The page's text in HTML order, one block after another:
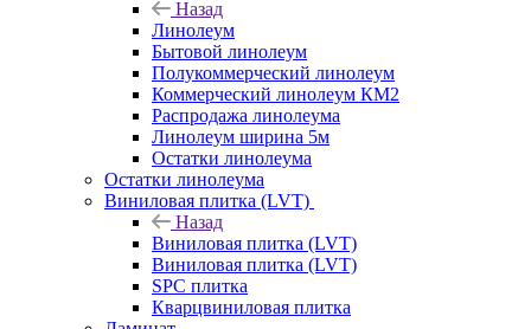
Назад
Линолеум
Бытовой линолеум
Полукоммерческий линолеум
Коммерческий линолеум КМ2
Распродажа линолеума
Линолеум ширина 5м
Остатки линолеума
Остатки линолеума
Виниловая плитка (LVT)
Назад
Виниловая плитка (LVT)
Виниловая плитка (LVT)
SPC плитка
Кварцвиниловая плитка